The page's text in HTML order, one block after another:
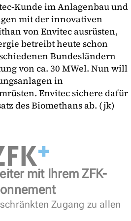
Kunde im Anlagenbau und
mit der innovativen
von Envitec ausrüsten,
betreibt heute schon
Bundesländern
von ca. 30 MWel. Nun will
in
Envitec sichere dafür
des Biomethans ab. (jk)
mit Ihrem ZFK-
Zugang zu allen